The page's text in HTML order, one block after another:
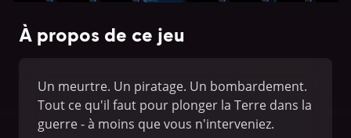
À propos de ce jeu
Un meurtre. Un piratage. Un bombardement.
Tout ce qu'il faut pour plonger la Terre dans la
guerre - à moins que vous n'interveniez.